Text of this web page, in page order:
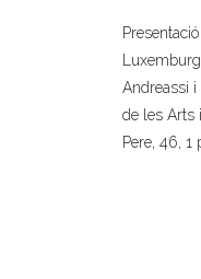
Andreassi i
de les Arts
Pere, 46, 1